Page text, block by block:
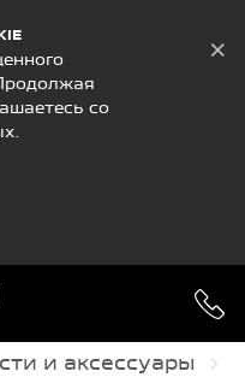
со
×
и аксессуары